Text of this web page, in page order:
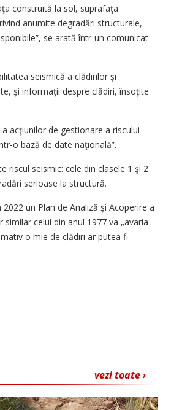
construită la sol, suprafaţa
anumite degradări structurale,
se arată într-un comunicat
seismică a clădirilor şi
şi informaţii despre clădiri, însoţite
acţiunilor de ges­tionare a riscului
o bază de date naţională”.
riscul seismic: cele din clasele 1 şi 2
serioase la structură.
un Plan de Analiză şi Acoperire a
celui din anul 1977 va „avaria
o mie de clădiri ar putea fi
vezi toate ›